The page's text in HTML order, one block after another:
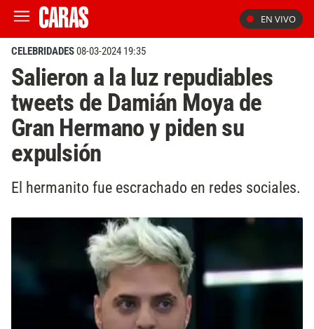
EN VIVO
CELEBRIDADES08-03-2024 19:35
Salieron a la luz repudiables
tweets de Damián Moya de
Gran Hermano y piden su
expulsión
El hermanito fue escrachado en redes sociales.